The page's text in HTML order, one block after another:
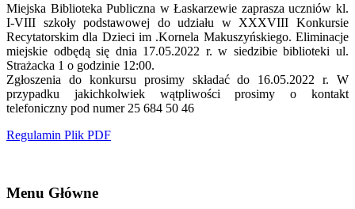
Miejska Biblioteka Publiczna w Łaskarzewie zaprasza uczniów kl.
I-VIII szkoły podstawowej do udziału w XXXVIII Konkursie
Recytatorskim dla Dzieci im .Kornela Makuszyńskiego. Eliminacje
miejskie odbędą się dnia 17.05.2022 r. w siedzibie biblioteki ul.
Strażacka 1 o godzinie 12:00.
Zgłoszenia do konkursu prosimy składać do 16.05.2022 r. W
przypadku jakichkolwiek wątpliwości prosimy o kontakt
telefoniczny pod numer 25 684 50 46
Regulamin Plik PDF
Menu Główne